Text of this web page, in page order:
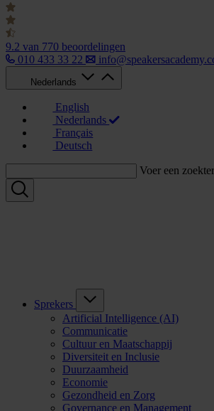
9.2 van 770 beoordelingen
010 433 33 22
Nederlands
English
Nederlands
Français
Deutsch
Voer een
Sprekers
Artificial Intelligence (AI)
Communicatie
Cultuur en Maatschappij
Diversiteit en Inclusie
Duurzaamheid
Economie
Gezondheid en Zorg
Governance en Management